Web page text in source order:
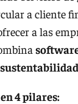
a cliente
a las
4 pilares: